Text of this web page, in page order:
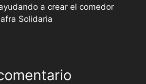
a crear el comedor
Solidaria